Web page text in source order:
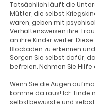
Tatsächlich läuft die
Mütter, die selbst
waren, geben mit
Verhaltensweisen ihre
an ihre Kinder weiter.
Blockaden zu erkennen
Sorgen Sie selbst dafür,
befreien. Nehmen Sie
Wenn Sie die Augen
komme da raus! Ich finde
selbstbewusste und